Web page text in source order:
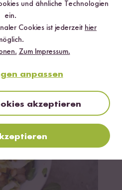
und ähnliche Technologien
ein.
Cookies ist jederzeit hier
Zum Impressum.
anpassen
akzeptieren